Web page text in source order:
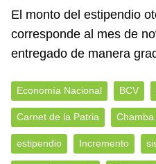
El monto del estipendio
corresponde al mes de
entregado de manera
Economía Nacional BCV
Carnet de la Patria Chamba
estipendio Incremento